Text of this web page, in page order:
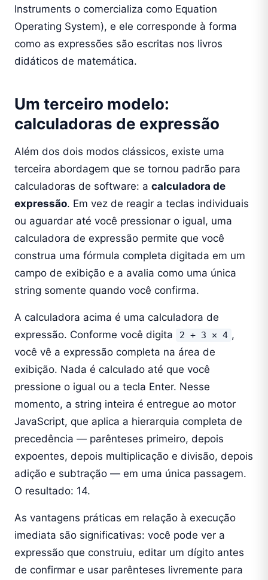
Instruments o comercializa como Equation
Operating System), e ele corresponde à forma
como as expressões são escritas nos livros
didáticos de matemática.
Um terceiro modelo:
calculadoras de expressão
Além dos dois modos clássicos, existe uma
terceira abordagem que se tornou padrão para
calculadoras de software: a calculadora de
expressão. Em vez de reagir a teclas individuais
ou aguardar até você pressionar o igual, uma
calculadora de expressão permite que você
construa uma fórmula completa digitada em um
campo de exibição e a avalia como uma única
string somente quando você confirma.
A calculadora acima é uma calculadora de
expressão. Conforme você digita
2 + 3 × 4 ,
você vê a expressão completa na área de
exibição. Nada é calculado até que você
pressione o igual ou a tecla Enter. Nesse
momento, a string inteira é entregue ao motor
JavaScript, que aplica a hierarquia completa de
precedência — parênteses primeiro, depois
expoentes, depois multiplicação e divisão, depois
adição e subtração — em uma única passagem.
O resultado: 14.
As vantagens práticas em relação à execução
imediata são significativas: você pode ver a
expressão que construiu, editar um dígito antes
de confirmar e usar parênteses livremente para